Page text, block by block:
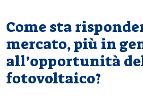
Come sta
mercato, più in
all’opportunità
fotovoltaico?